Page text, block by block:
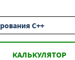
C++
КАЛЬКУЛЯТОР